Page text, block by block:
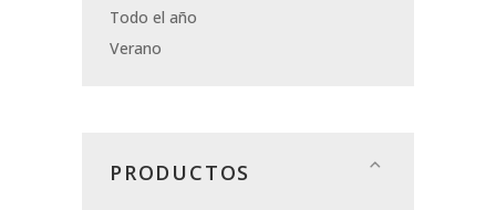
Todo el año
Verano
PRODUCTOS